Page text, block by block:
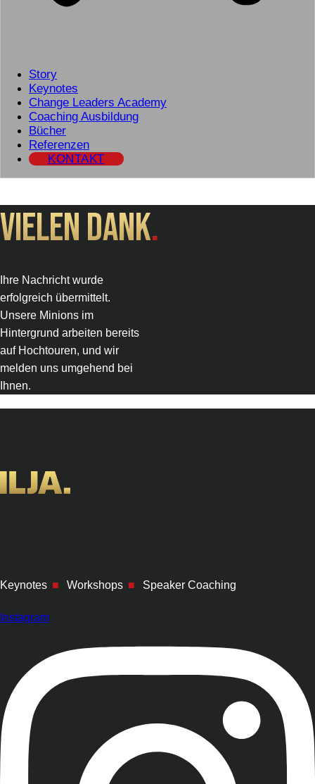
Story
Keynotes
Change Leaders Academy
Coaching Ausbildung
Bücher
Referenzen
KONTAKT
Vielen Dank.
Ihre Nachricht wurde
erfolgreich übermittelt.
Unsere Minions im
Hintergrund arbeiten bereits
auf Hochtouren, und wir
melden uns umgehend bei
Ihnen.
Keynotes ■ Workshops ■ Speaker Coaching
Instagram